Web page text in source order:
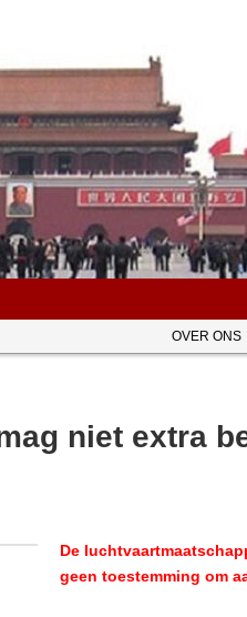
OVER ONS
niet extra
De
geen toestemming om